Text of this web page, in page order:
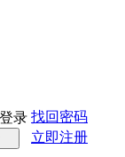
录 找回密码
立即注册